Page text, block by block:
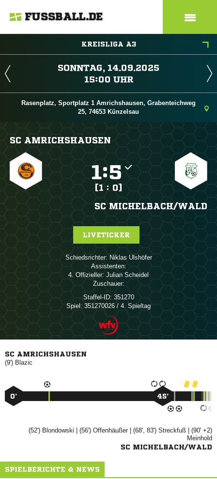
FUSSBALL.DE
KREISLIGA A3
 
 
Rasenplatz, Sportplatz 1 Amrichshausen, Grabenteichweg
25, 74653 Künzelsau
SC AMRICHSHAUSEN
:
[1 : 0]
SC MICHELBACH/​WALD
LIVETICKER
Schiedsrichter:  
Assistenten:
4. Offizieller:  
Zuschauer:
Staffel-ID: 351270
Spiel: 351270026 / 4. Spieltag
SC AMRICHSHAUSEN
(9') 
0’ 45’
(52')  | (56') | (68', 83')  | (90' +2)

SC MICHELBACH/WALD
SPIELBERICHTE & NEWS